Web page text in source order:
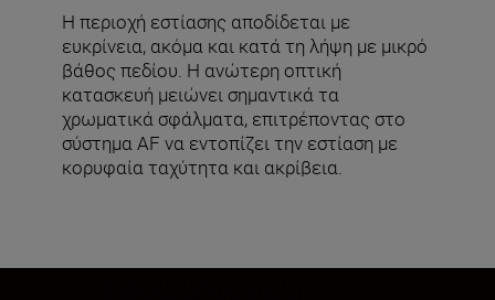
Η περιοχή εστίασης αποδίδεται με
ευκρίνεια, ακόμα και κατά τη λήψη με μικρό
βάθος πεδίου. Η ανώτερη οπτική
κατασκευή μειώνει σημαντικά τα
χρωματικά σφάλματα, επιτρέποντας στο
σύστημα AF να εντοπίζει την εστίαση με
κορυφαία ταχύτητα και ακρίβεια.